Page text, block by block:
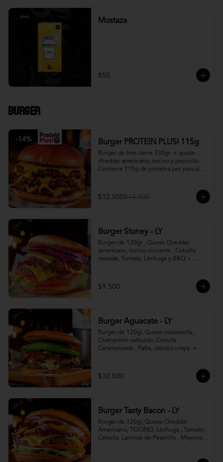
Mostaza
$50
Burger
-14% Burger PROTEIN PLUS! 115g
Burger de tres carne 330gr  + queso
cheddar americano, tocino y pepinillo.
Contiene 115g de proteína por porción.
$12.500$14.500
Burger Stoney - LY
Burger de 120gr , Queso Cheddar
americano, tocino crocante , Cebolla
morada, Tomate, Lechuga y BBQ +
$9.500
Burger Aguacate - LY
Burger de 120gr, Queso mozzarella,
Champiñón salteado, Cebolla
Caramelizada , Palta, cebolla crispy. +
$10.500
Burger Tasty Bacon - LY
Burger de 120gr, Queso Cheddar
Americano, TOCINO, Lechuga , Tomate,
Cebolla, Laminas de Pepinillo , Mayonesa